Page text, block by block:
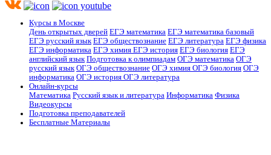
Курсы в Москве
День открытых дверей ЕГЭ математика ЕГЭ математика базовый
ЕГЭ русский язык ЕГЭ обществознание ЕГЭ литература ЕГЭ физика
ЕГЭ информатика ЕГЭ химия ЕГЭ история ЕГЭ биология ЕГЭ
английский язык Подготовка к олимпиадам ОГЭ математика ОГЭ
русский язык ОГЭ обществознание ОГЭ химия ОГЭ биология ОГЭ
информатика ОГЭ история ОГЭ литература
Онлайн-курсы
Математика Русский язык и литература Информатика Физика
Видеокурсы
Подготовка преподавателей
Бесплатные Материалы